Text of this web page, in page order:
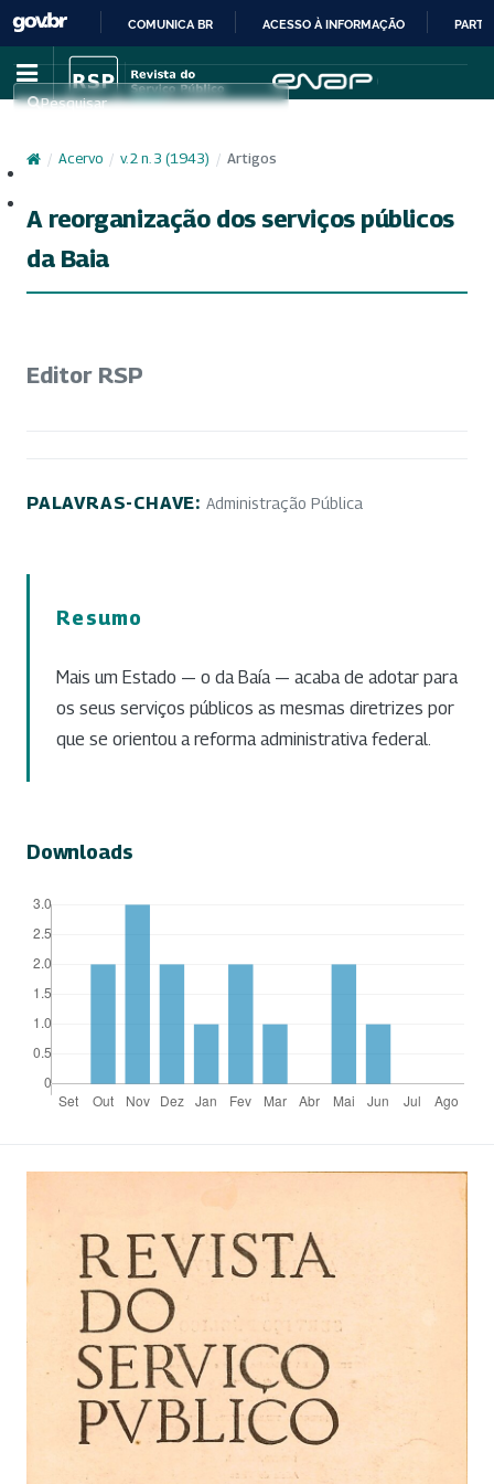
IR
PARA
CONTEÚDO
COMUNICA BR ACESSO À INFORMAÇÃO
Pesquisar
/ Acervo / v. 2 n. 3 (1943) / Artigos
A reorganização dos serviços públicos
da Baia
Editor RSP
PALAVRAS-CHAVE: Administração Pública
Resumo
Mais um Estado — o da Baía — acaba de adotar para
os seus serviços públicos as mesmas diretrizes por
que se orientou a reforma administrativa federal.
Downloads